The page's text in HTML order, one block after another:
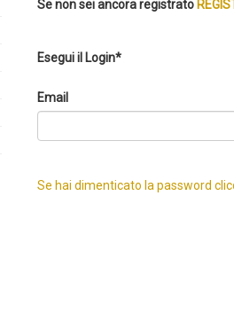
Se non sei ancora registrato
Esegui il Login*
Email
Se hai dimenticato la password